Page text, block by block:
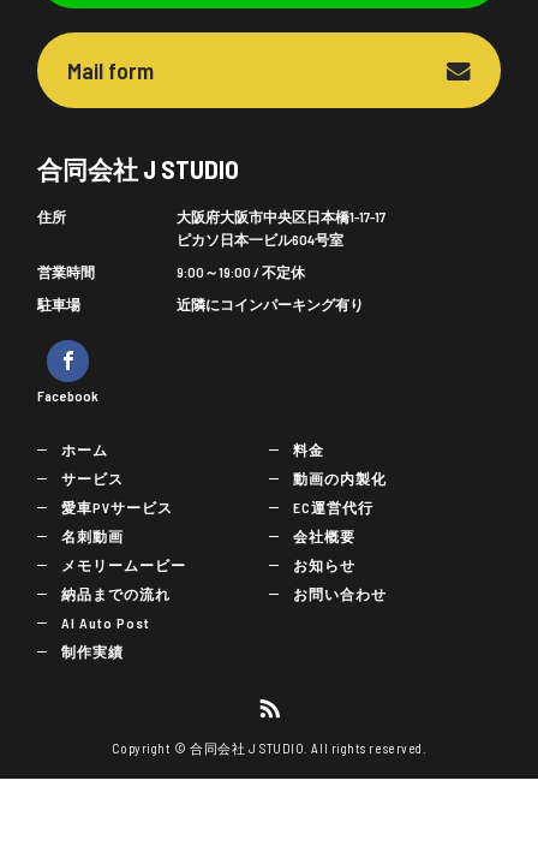
Mail form
合同会社 J STUDIO
住所
大阪府大阪市中央区日本橋1-17-17
ピカソ日本一ビル604号室
営業時間
9:00～19:00 / 不定休
駐車場
近隣にコインパーキング有り
Facebook
ホーム
サービス
愛車PVサービス
名刺動画
メモリームービー
納品までの流れ
AI Auto Post
制作実績
料金
動画の内製化
EC運営代行
会社概要
お知らせ
お問い合わせ
Copyright © 合同会社 J STUDIO. All rights reserved.